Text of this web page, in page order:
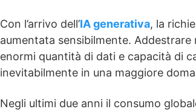
Con l’arrivo dell’IA generativa, la
aumentata sensibilmente.
enormi quantità di dati e capacità di
inevitabilmente in una maggiore
Negli ultimi due anni il consumo